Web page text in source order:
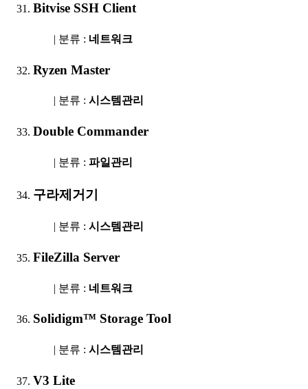
Bitvise SSH Client
| 분류 : 네트워크
Ryzen Master
| 분류 : 시스템관리
Double Commander
| 분류 : 파일관리
구라제거기
| 분류 : 시스템관리
FileZilla Server
| 분류 : 네트워크
Solidigm™ Storage Tool
| 분류 : 시스템관리
V3 Lite